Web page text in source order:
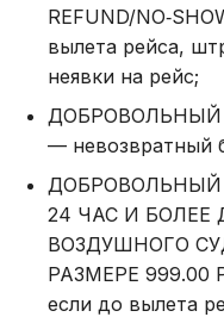
REFUND/
вылета рейса,
неявки на рейс;
ДОБРОВОЛЬНЫЙ
— невозвратный
ДОБРОВОЛЬНЫЙ
24 ЧАС И БОЛЕЕ
ВОЗДУШНОГО
РАЗМЕРЕ 999.00
если до вылета